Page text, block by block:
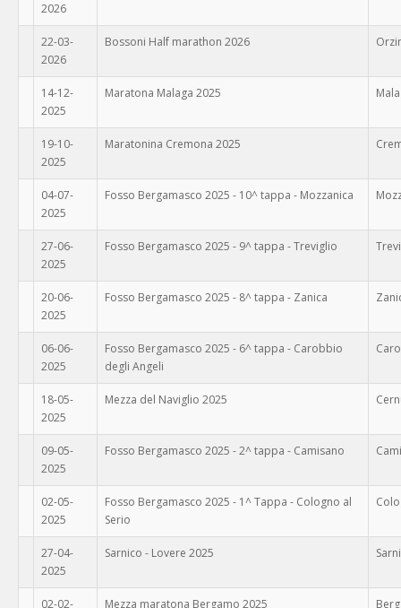
2026
22-03-
2026
Bossoni Half marathon 2026
14-12-
2025
Maratona Malaga 2025
19-10-
2025
Maratonina Cremona 2025
04-07-
2025
Fosso Bergamasco 2025 - 10^ tappa - Mozzanica
27-06-
2025
Fosso Bergamasco 2025 - 9^ tappa - Treviglio
20-06-
2025
Fosso Bergamasco 2025 - 8^ tappa - Zanica
06-06-
2025
Fosso Bergamasco 2025 - 6^ tappa - Carobbio
degli Angeli
18-05-
2025
Mezza del Naviglio 2025
09-05-
2025
Fosso Bergamasco 2025 - 2^ tappa - Camisano
02-05-
2025
Fosso Bergamasco 2025 - 1^ Tappa - Cologno al
Serio
27-04-
2025
Sarnico - Lovere 2025
02-02-
Mezza maratona Bergamo 2025